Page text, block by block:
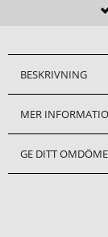
BESKRIVNING
MER
GE DITT OMDÖME